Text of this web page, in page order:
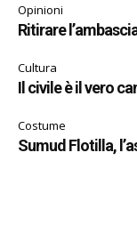
Opinioni
Ritirare
Cultura
Il civile è il vero
Costume
Sumud Flotilla,